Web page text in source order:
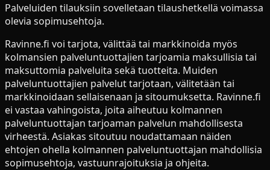
Palveluiden tilauksiin sovelletaan tilaushetkellä voimassa
olevia sopimusehtoja.
Ravinne.fi voi tarjota, välittää tai markkinoida myös
kolmansien palveluntuottajien tarjoamia maksullisia tai
maksuttomia palveluita sekä tuotteita. Muiden
palveluntuottajien palvelut tarjotaan, välitetään tai
markkinoidaan sellaisenaan ja sitoumuksetta. Ravinne.fi
ei vastaa vahingoista, joita aiheutuu kolmannen
palveluntuottajan tarjoaman palvelun mahdollisesta
virheestä. Asiakas sitoutuu noudattamaan näiden
ehtojen ohella kolmannen palveluntuottajan mahdollisia
sopimusehtoja, vastuunrajoituksia ja ohjeita.